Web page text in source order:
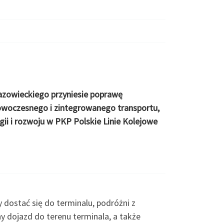
przyniesie poprawę
i zintegrowanego transportu,
i rozwoju w PKP Polskie Linie Kolejowe
dostać się do terminalu, podróżni z
dojazd do terenu terminala, a także